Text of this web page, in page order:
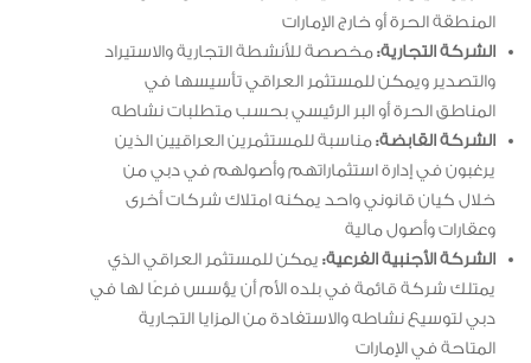
المنطقة الحرة أو خارج الإمارات
الشركة التجارية:مخصصة للأنشطة التجارية والاستيراد
والتصدير ويمكن للمستثمر العراقي تأسيسها في
المناطق الحرة أو البر الرئيسي بحسب متطلبات نشاطه
الشركة القابضة:مناسبة للمستثمرين العراقيين الذين
يرغبون في إدارة استثماراتهم وأصولهم في دبي من
خلال كيان قانوني واحد يمكنه امتلاك شركات أخرى
وعقارات وأصول مالية
الشركة الأجنبية الفرعية: يمكن للمستثمر العراقي الذي
يمتلك شركة قائمة في بلده الأم أن يؤسس فرعًا لها في
دبي لتوسيع نشاطه والاستفادة من المزايا التجارية
المتاحة في الإمارات